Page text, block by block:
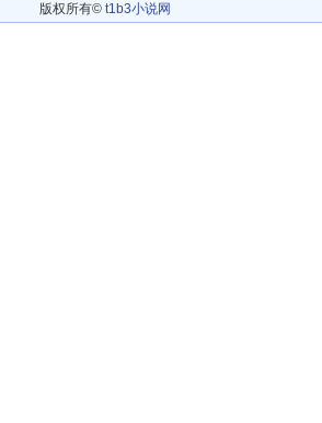
版权所有© t1b3小说网